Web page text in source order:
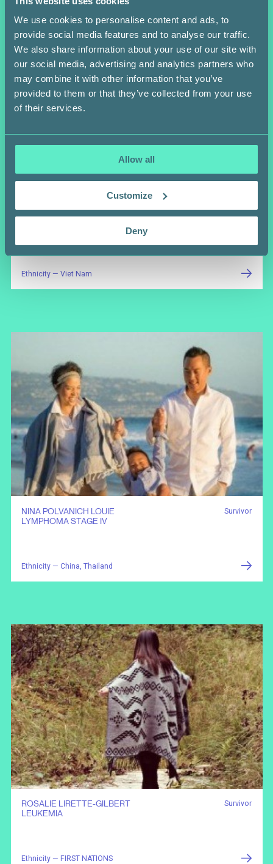
We use cookies to personalise content and ads, to
provide social media features and to analyse our traffic.
We also share information about your use of our site with
our social media, advertising and analytics partners who
may combine it with other information that you’ve
provided to them or that they’ve collected from your use
of their services.
Allow all
Customize
Deny
MAI DUONG
LEUKEMIA SURVIVOR AND SWAB THE WORLD
Survivor
Ethnicity — Viet Nam
NINA POLVANICH LOUIE
LYMPHOMA STAGE IV
Survivor
Ethnicity — China, Thailand
ROSALIE LIRETTE-GILBERT
LEUKEMIA
Survivor
Ethnicity — FIRST NATIONS